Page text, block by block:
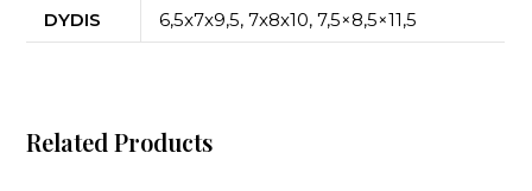
DYDIS 6,5x7x9,5, 7x8x10, 7,5×8,5×11,5
Related Products